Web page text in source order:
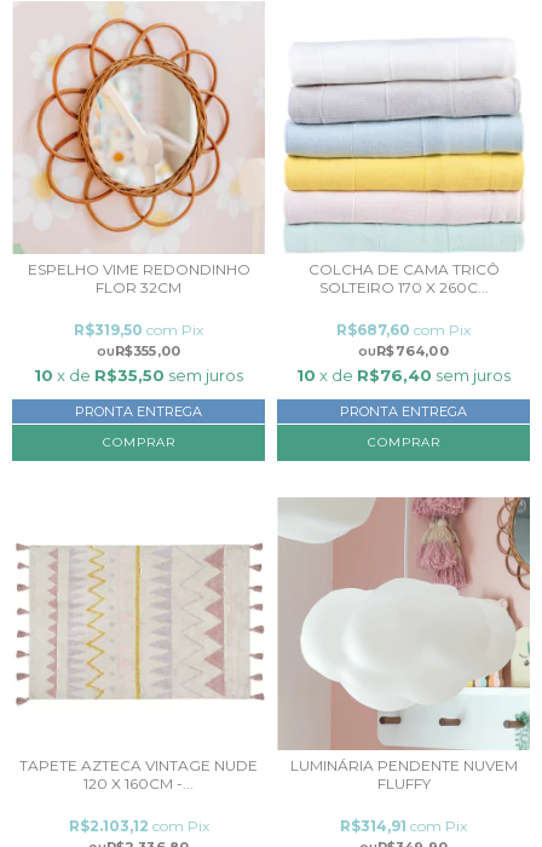
ESPELHO VIME REDONDINHO
FLOR 32CM
R$355,00
R$319,50 com Pix
10 x de R$35,50 sem juros
PRONTA ENTREGA
COLCHA DE CAMA TRICÔ
SOLTEIRO 170 X 260C...
R$764,00
R$687,60 com Pix
10 x de R$76,40 sem juros
PRONTA ENTREGA
COMPRAR
TAPETE AZTECA VINTAGE NUDE
120 X 160CM -...
R$2.103,12 com Pix
LUMINÁRIA PENDENTE NUVEM
FLUFFY
R$314,91 com Pix